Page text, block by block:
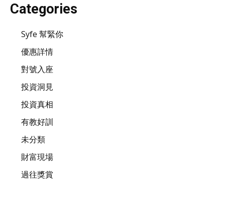
Categories
Syfe 幫緊你
優惠詳情
對號入座
投資洞見
投資真相
有教好訓
未分類
財富現場
過往獎賞